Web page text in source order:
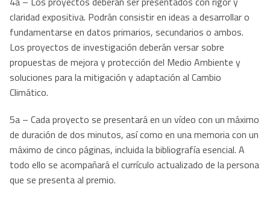
claridad expositiva. Podrán consistir en ideas a desarrollar o
fundamentarse en datos primarios, secundarios o ambos.
Los proyectos de investigación deberán versar sobre
propuestas de mejora y protección del Medio Ambiente y
soluciones para la mitigación y adaptación al Cambio
Climático.
5a – Cada proyecto se presentará en un vídeo con un máximo
de duración de dos minutos, así como en una memoria con un
máximo de cinco páginas, incluida la bibliografía esencial. A
todo ello se acompañará el currículo actualizado de la persona
que se presenta al premio.